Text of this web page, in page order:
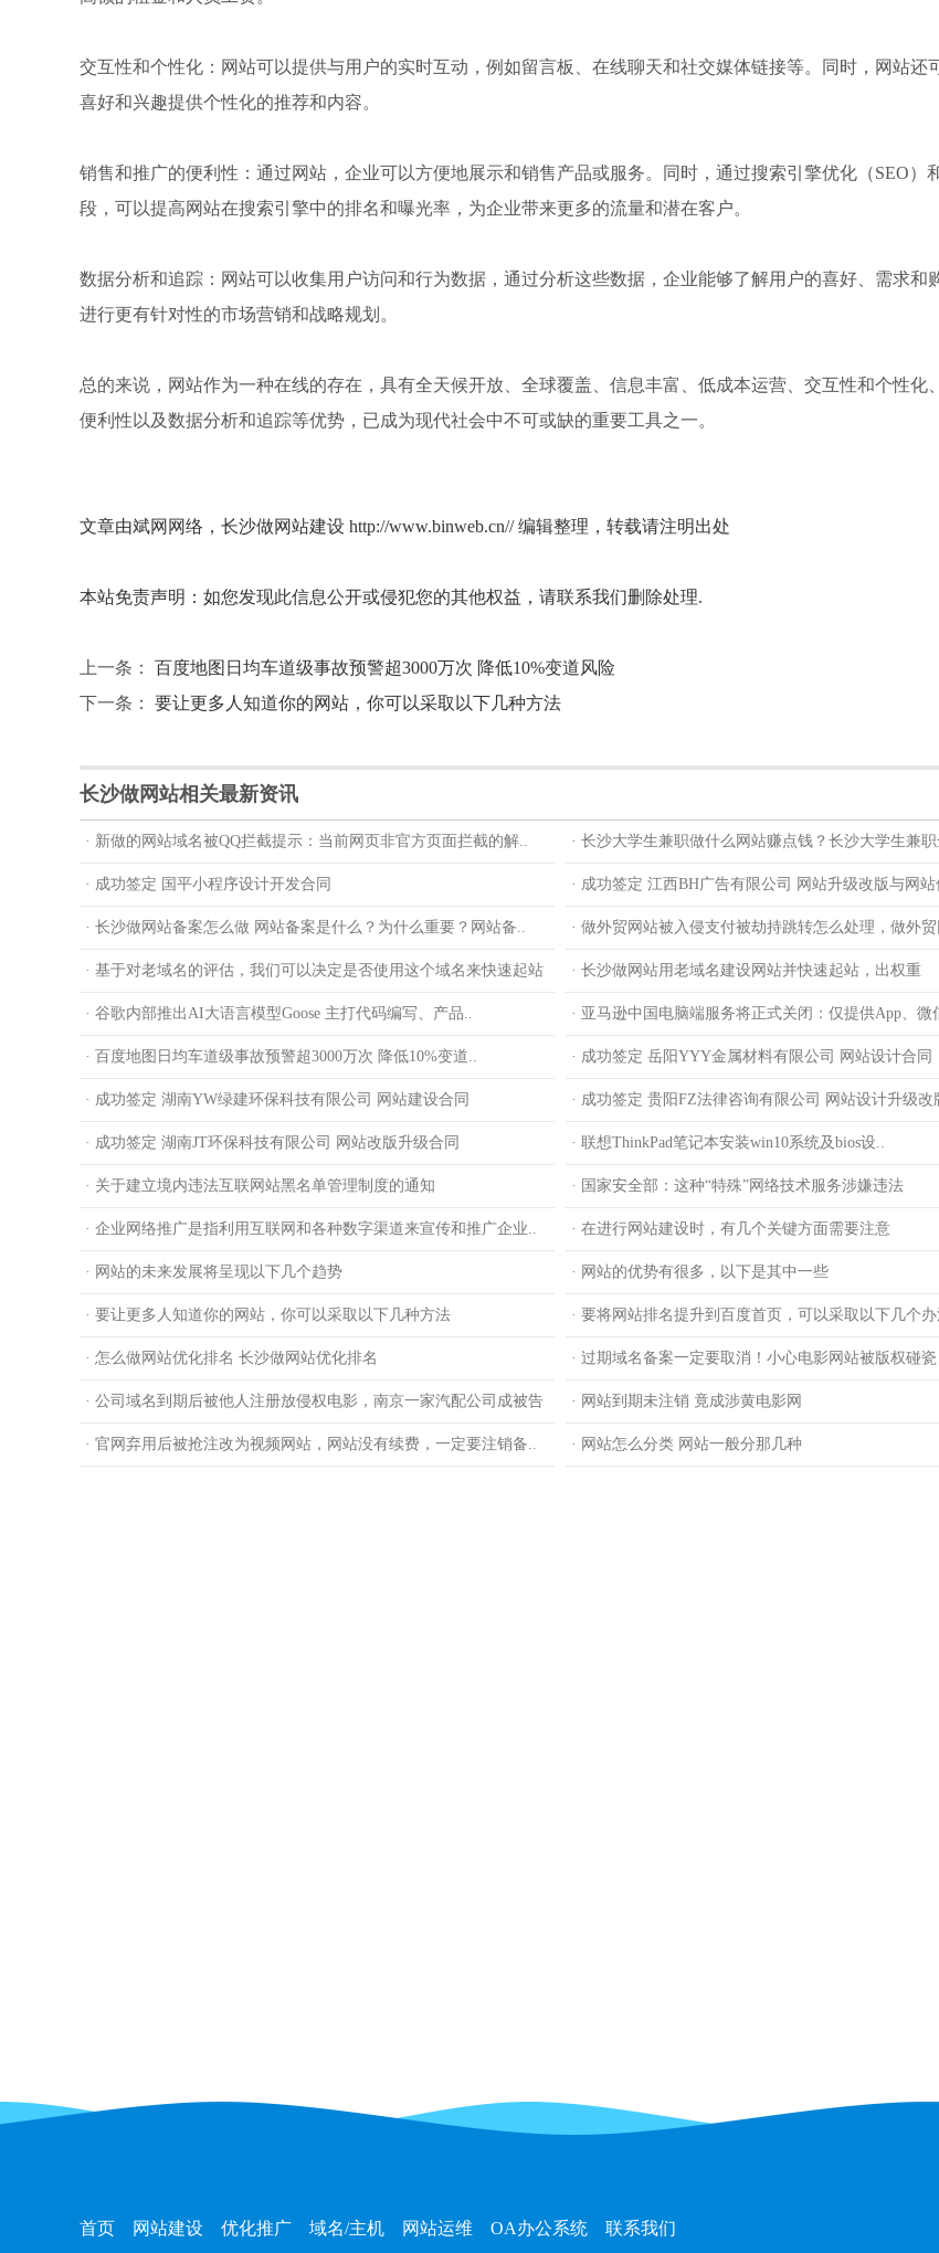
交互性和个性化：网站可以提供与用户的实时互动，例如留言板、在线聊天和社交媒体链接等。同时，网站还
喜好和兴趣提供个性化的推荐和内容。
销售和推广的便利性：通过网站，企业可以方便地展示和销售产品或服务。同时，通过搜索引擎优化（SEO）
段，可以提高网站在搜索引擎中的排名和曝光率，为企业带来更多的流量和潜在客户。
数据分析和追踪：网站可以收集用户访问和行为数据，通过分析这些数据，企业能够了解用户的喜好、需求和
进行更有针对性的市场营销和战略规划。
总的来说，网站作为一种在线的存在，具有全天候开放、全球覆盖、信息丰富、低成本运营、交互性和个性化
便利性以及数据分析和追踪等优势，已成为现代社会中不可或缺的重要工具之一。
文章由斌网网络，长沙做网站建设 http://www.binweb.cn// 编辑整理，转载请注明出处
本站免责声明：如您发现此信息公开或侵犯您的其他权益，请联系我们删除处理.
上一条： 百度地图日均车道级事故预警超3000万次 降低10%变道风险
下一条： 要让更多人知道你的网站，你可以采取以下几种方法
长沙做网站相关最新资讯
· 新做的网站域名被QQ拦截提示：当前网页非官方页面拦截的解.. · 长沙大学生兼职做什么网站赚点钱？长沙大学生兼
· 成功签定 国平小程序设计开发合同 · 成功签定 江西BH广告有限公司 网站升级改版与网
· 长沙做网站备案怎么做 网站备案是什么？为什么重要？网站备.. · 做外贸网站被入侵支付被劫持跳转怎么处理，做外
· 基于对老域名的评估，我们可以决定是否使用这个域名来快速起站 · 长沙做网站用老域名建设网站并快速起站，出权重
· 谷歌内部推出AI大语言模型Goose 主打代码编写、产品.. · 亚马逊中国电脑端服务将正式关闭：仅提供App、微
· 百度地图日均车道级事故预警超3000万次 降低10%变道.. · 成功签定 岳阳YYY金属材料有限公司 网站设计合同
· 成功签定 湖南YW绿建环保科技有限公司 网站建设合同 · 成功签定 贵阳FZ法律咨询有限公司 网站设计升级改
· 成功签定 湖南JT环保科技有限公司 网站改版升级合同 · 联想ThinkPad笔记本安装win10系统及bios设..
· 关于建立境内违法互联网站黑名单管理制度的通知 · 国家安全部：这种“特殊”网络技术服务涉嫌违法
· 企业网络推广是指利用互联网和各种数字渠道来宣传和推广企业.. · 在进行网站建设时，有几个关键方面需要注意
· 网站的未来发展将呈现以下几个趋势 · 网站的优势有很多，以下是其中一些
· 要让更多人知道你的网站，你可以采取以下几种方法 · 要将网站排名提升到百度首页，可以采取以下几个
· 怎么做网站优化排名 长沙做网站优化排名 · 过期域名备案一定要取消！小心电影网站被版权碰瓷
· 公司域名到期后被他人注册放侵权电影，南京一家汽配公司成被告 · 网站到期未注销 竟成涉黄电影网
· 官网弃用后被抢注改为视频网站，网站没有续费，一定要注销备.. · 网站怎么分类 网站一般分那几种
首页 网站建设 优化推广 域名/主机 网站运维 OA办公系统 联系我们